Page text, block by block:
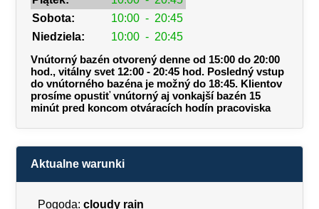
Sobota:
10:00 - 20:45
Niedziela:
10:00 - 20:45
Vnútorný bazén otvorený denne od 15:00 do 20:00
hod., vitálny svet 12:00 - 20:45 hod. Posledný vstup
do vnútorného bazéna je možný do 18:45. Klientov
prosíme opustiť vnútorný aj vonkajší bazén 15
minút pred koncom otváracích hodín pracoviska
Aktualne warunki
Pogoda: cloudy rain